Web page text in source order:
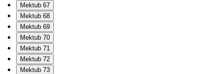
Mektub 67
Mektub 68
Mektub 69
Mektub 70
Mektub 71
Mektub 72
Mektub 73